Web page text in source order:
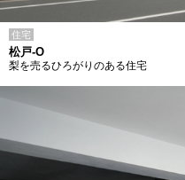
住宅
松戸-O
梨を売るひろがりのある住宅